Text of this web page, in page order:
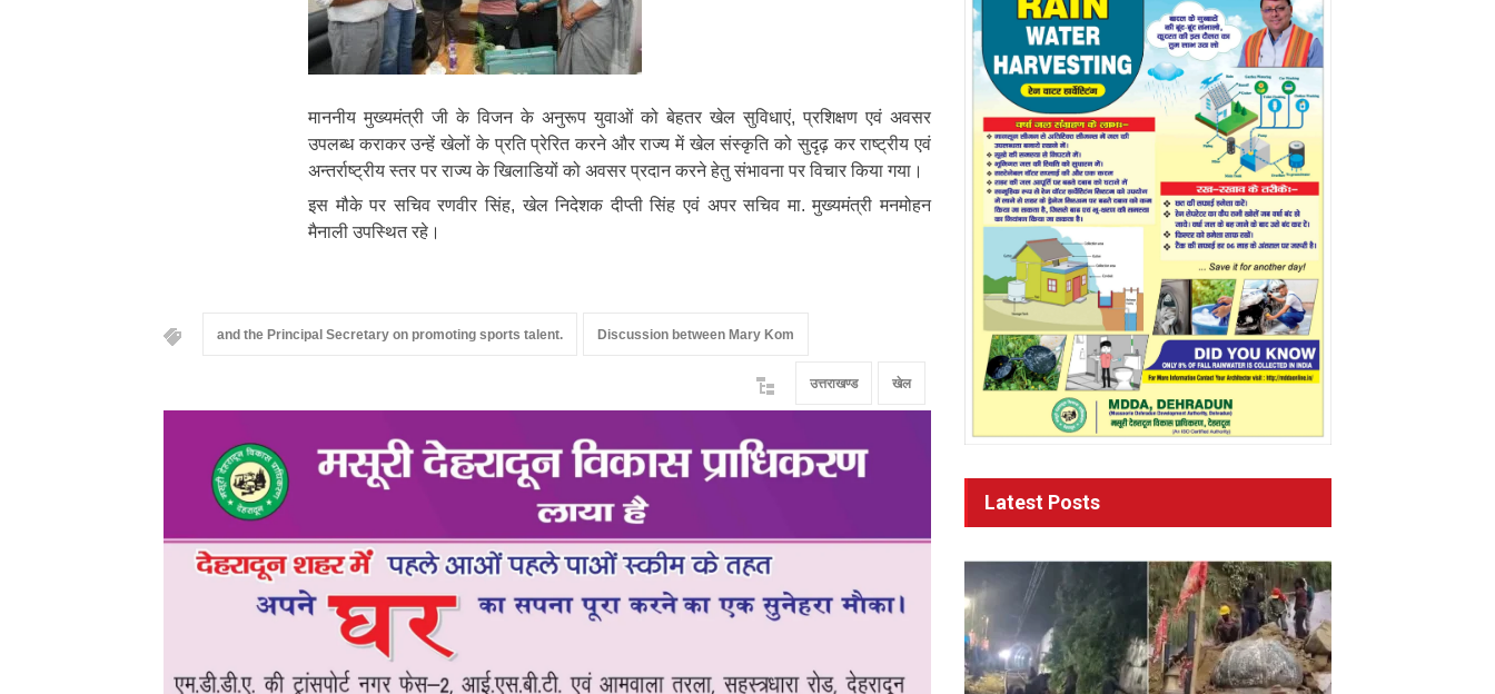
माननीय मुख्यमंत्री जी के विजन के अनुरूप युवाओं को बेहतर खेल सुविधाएं, प्रशिक्षण एवं अवसर
उपलब्ध कराकर उन्हें खेलों के प्रति प्रेरित करने और राज्य में खेल संस्कृति को सुदृढ़ कर राष्ट्रीय एवं
अन्तर्राष्ट्रीय स्तर पर राज्य के खिलाडियों को अवसर प्रदान करने हेतु संभावना पर विचार किया गया।
इस मौके पर सचिव रणवीर सिंह, खेल निदेशक दीप्ती सिंह एवं अपर सचिव मा. मुख्यमंत्री मनमोहन
मैनाली उपस्थित रहे।
and the Principal Secretary on promoting sports talent. Discussion between Mary Kom
उत्तराखण्ड खेल
Latest Posts